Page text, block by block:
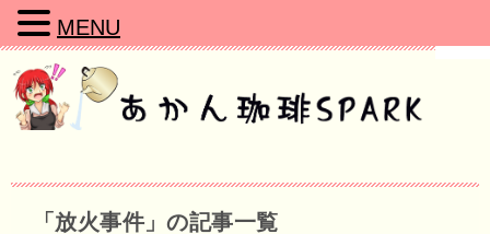
「放火事件」の記事一覧
MENU